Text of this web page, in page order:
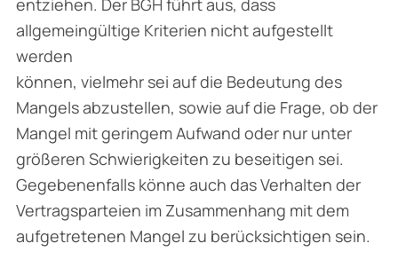
allgemeingültige Kriterien nicht aufgestellt
werden
können, vielmehr sei auf die Bedeutung des
Mangels abzustellen, sowie auf die Frage, ob der
Mangel mit geringem Aufwand oder nur unter
größeren Schwierigkeiten zu beseitigen sei.
Gegebenenfalls könne auch das Verhalten der
Vertragsparteien im Zusammenhang mit dem
aufgetretenen Mangel zu berücksichtigen sein.